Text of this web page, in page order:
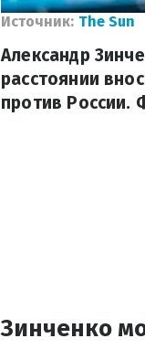
Источник: The Sun
Александр
расстоянии
против России.
Зинченко